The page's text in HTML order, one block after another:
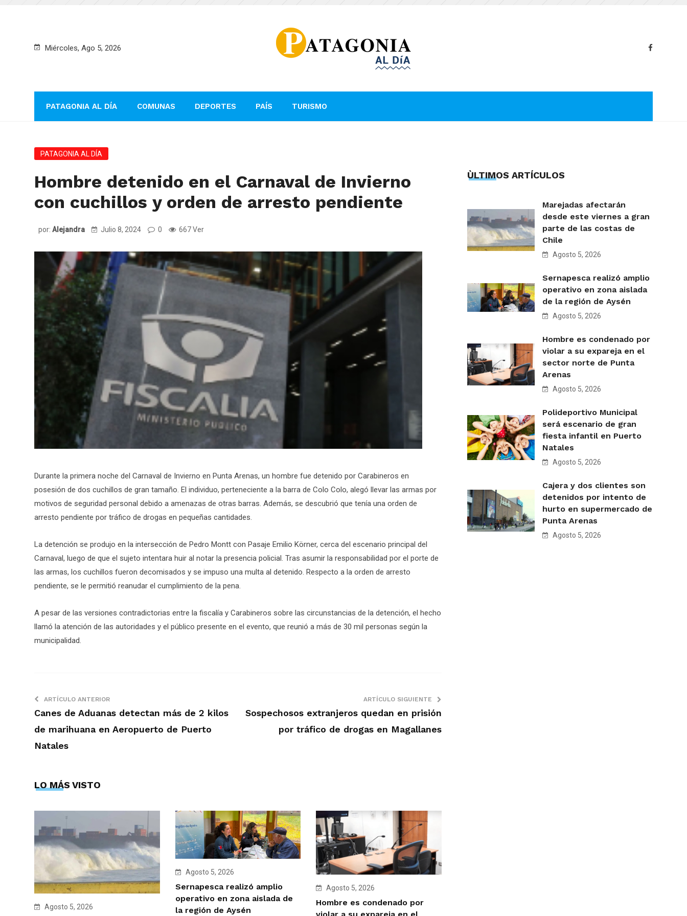
Miércoles, Ago 5, 2026
PATAGONIA AL DÍA COMUNAS DEPORTES PAÍS TURISMO
PATAGONIA AL DÍA
Hombre detenido en el Carnaval de Invierno
con cuchillos y orden de arresto pendiente
por: Alejandra Julio 8, 2024 0 667 Ver
Durante la primera noche del Carnaval de Invierno en Punta Arenas, un hombre fue detenido por Carabineros en
posesión de dos cuchillos de gran tamaño. El individuo, perteneciente a la barra de Colo Colo, alegó llevar las armas por
motivos de seguridad personal debido a amenazas de otras barras. Además, se descubrió que tenía una orden de
arresto pendiente por tráfico de drogas en pequeñas cantidades.
La detención se produjo en la intersección de Pedro Montt con Pasaje Emilio Körner, cerca del escenario principal del
Carnaval, luego de que el sujeto intentara huir al notar la presencia policial. Tras asumir la responsabilidad por el porte de
las armas, los cuchillos fueron decomisados y se impuso una multa al detenido. Respecto a la orden de arresto
pendiente, se le permitió reanudar el cumplimiento de la pena.
A pesar de las versiones contradictorias entre la fiscalía y Carabineros sobre las circunstancias de la detención, el hecho
llamó la atención de las autoridades y el público presente en el evento, que reunió a más de 30 mil personas según la
municipalidad.
ARTÍCULO ANTERIOR
Canes de Aduanas detectan más de 2 kilos
de marihuana en Aeropuerto de Puerto
Natales
ARTÍCULO SIGUIENTE
Sospechosos extranjeros quedan en prisión
por tráfico de drogas en Magallanes
LO MÁS VISTO
Agosto 5, 2026
Agosto 5, 2026
Sernapesca realizó amplio
operativo en zona aislada de
la región de Aysén
Agosto 5, 2026
Hombre es condenado por
ÙLTIMOS ARTÍCULOS
Marejadas afectarán
desde este viernes a gran
parte de las costas de
Chile
Agosto 5, 2026
Sernapesca realizó amplio
operativo en zona aislada
de la región de Aysén
Agosto 5, 2026
Hombre es condenado por
violar a su expareja en el
sector norte de Punta
Arenas
Agosto 5, 2026
Polideportivo Municipal
será escenario de gran
fiesta infantil en Puerto
Natales
Agosto 5, 2026
Cajera y dos clientes son
detenidos por intento de
hurto en supermercado de
Punta Arenas
Agosto 5, 2026